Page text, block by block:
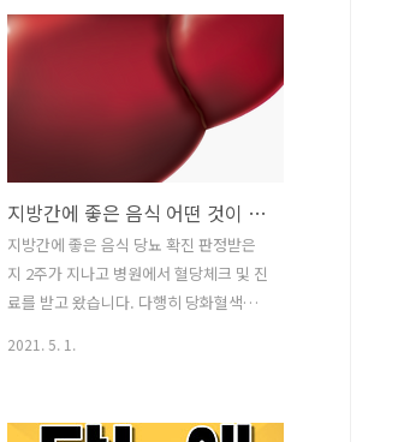
지방간에 좋은 음식 어떤 것이 있나?
지방간에 좋은 음식 당뇨 확진 판정받은
지 2주가 지나고 병원에서 혈당체크 및 진
료를 받고 왔습니다. 다행히 당화혈색소
정도 함께 받았기에 더 애를 쓰고 있는 중
2021. 5. 1.